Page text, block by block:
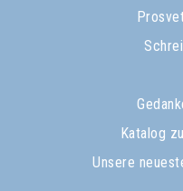
Katalog
Unsere